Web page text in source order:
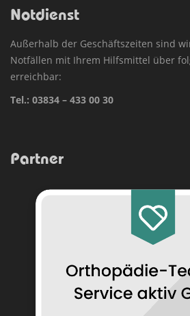
Notdienst
Außerhalb der Geschäftszeiten sind
Notfällen mit Ihrem Hilfsmittel über
erreichbar:
Tel.: 03834 – 433 00 30
Partner